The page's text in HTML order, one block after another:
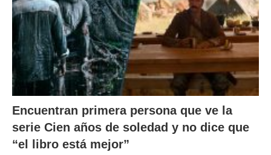
Encuentran primera persona que ve la
serie Cien años de soledad y no dice que
“el libro está mejor”